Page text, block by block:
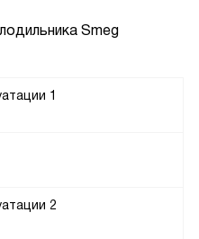
Smeg
1
2